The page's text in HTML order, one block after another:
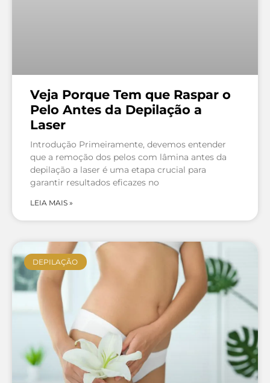
Veja Porque Tem que Raspar o
Pelo Antes da Depilação a
Laser
Introdução Primeiramente, devemos entender
que a remoção dos pelos com lâmina antes da
depilação a laser é uma etapa crucial para
garantir resultados eficazes no
LEIA MAIS »
DEPILAÇÃO